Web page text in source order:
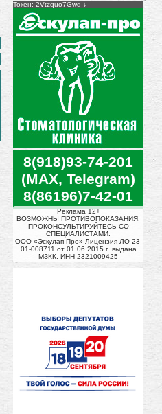
Токен: 2Vtzquo7Gwq
8(918)93-74-201
(MAX, Telegram)
8(86196)7-42-01
Реклама 12+
ВОЗМОЖНЫ ПРОТИВОПОКАЗАНИЯ.
ПРОКОНСУЛЬТИРУЙТЕСЬ СО
СПЕЦИАЛИСТАМИ.
ООО «Эскулап-Про» Лицензия ЛО-23-
01-008711 от 01.06.2015 г. выдана
МЗКК. ИНН 2321009425